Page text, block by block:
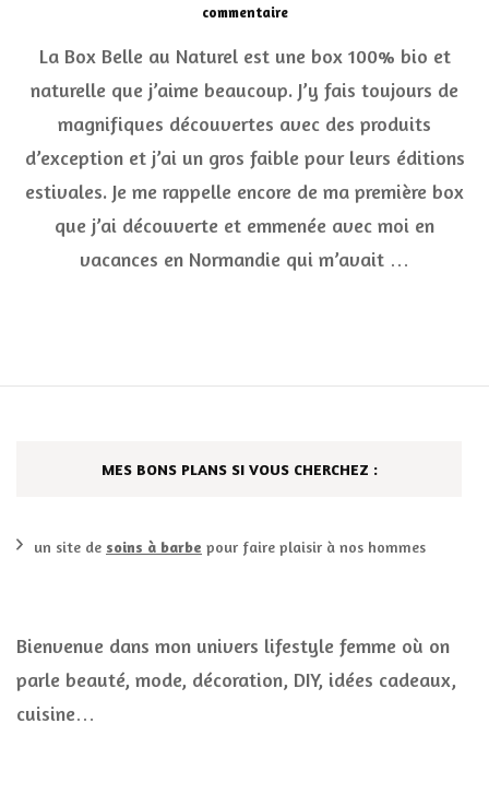
commentairesur
box
au
Naturel
2020
:
Estivale
La Box Belle au Naturel est une box 100% bio et
naturelle que j’aime beaucoup. J’y fais toujours de
magnifiques découvertes avec des produits
d’exception et j’ai un gros faible pour leurs éditions
estivales. Je me rappelle encore de ma première box
que j’ai découverte et emmenée avec moi en
vacances en Normandie qui m’avait …
MES BONS PLANS SI VOUS CHERCHEZ :
un site de soins à barbe pour faire plaisir à nos hommes
Bienvenue dans mon univers lifestyle femme où on
parle beauté, mode, décoration, DIY, idées cadeaux,
cuisine…